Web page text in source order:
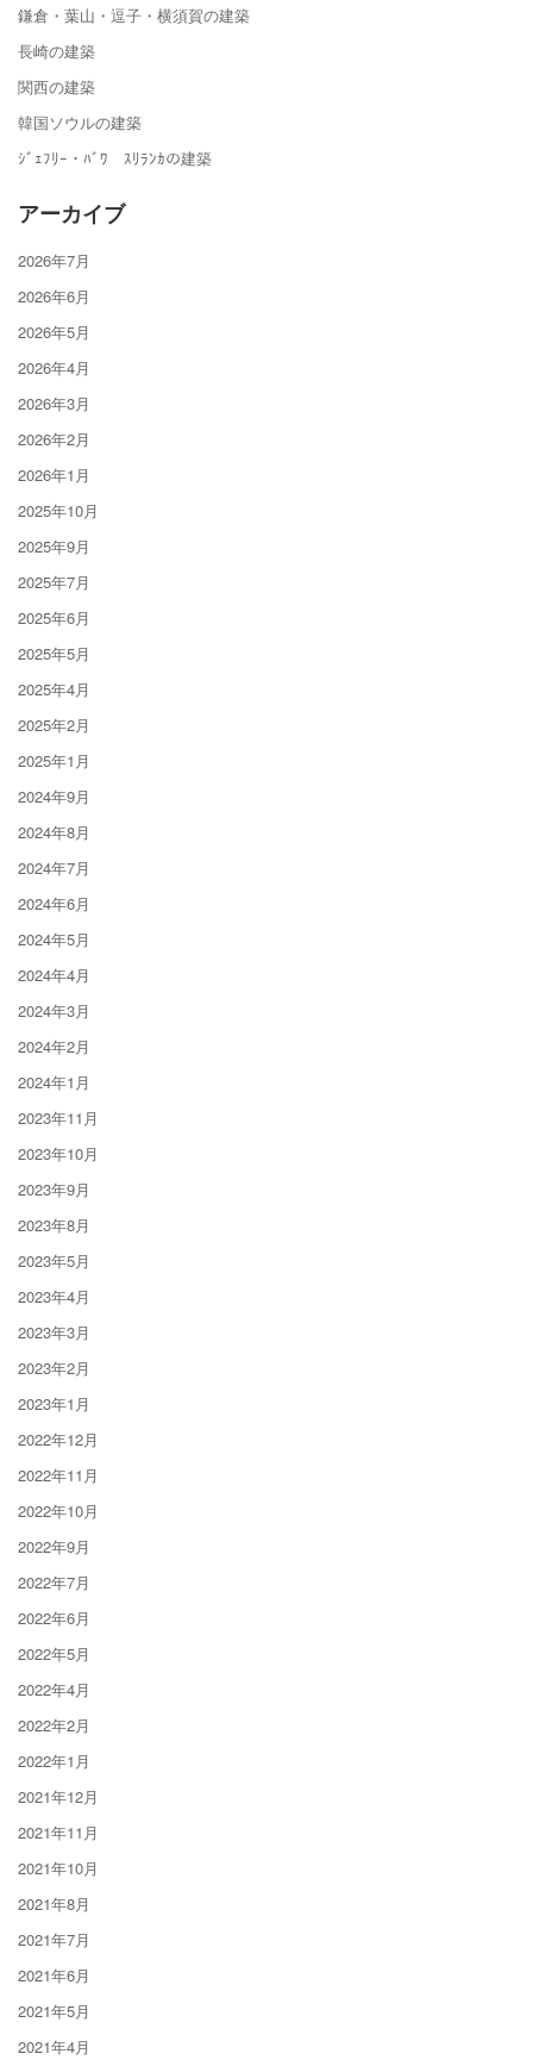
鎌倉・葉山・逗子・横須賀の建築
長崎の建築
関西の建築
韓国ソウルの建築
ｼﾞｪﾌﾘｰ・ﾊﾞﾜ ｽﾘﾗﾝｶの建築
アーカイブ
2026年7月
2026年6月
2026年5月
2026年4月
2026年3月
2026年2月
2026年1月
2025年10月
2025年9月
2025年7月
2025年6月
2025年5月
2025年4月
2025年2月
2025年1月
2024年9月
2024年8月
2024年7月
2024年6月
2024年5月
2024年4月
2024年3月
2024年2月
2024年1月
2023年11月
2023年10月
2023年9月
2023年8月
2023年5月
2023年4月
2023年3月
2023年2月
2023年1月
2022年12月
2022年11月
2022年10月
2022年9月
2022年7月
2022年6月
2022年5月
2022年4月
2022年2月
2022年1月
2021年12月
2021年11月
2021年10月
2021年8月
2021年7月
2021年6月
2021年5月
2021年4月